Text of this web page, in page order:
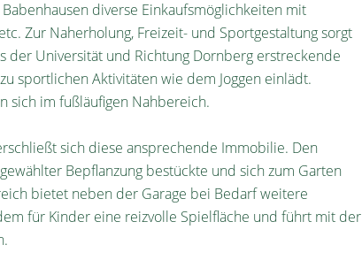
diverse Einkaufsmöglichkeiten mit
Zur Naherholung, Freizeit- und Sportgestaltung sorgt
der Universität und Richtung Dornberg erstreckende
sportlichen Aktivitäten wie dem Joggen einlädt.
sich im fußläufigen Nahbereich.
sich diese ansprechende Immobilie. Den
Bepflanzung bestückte und sich zum Garten
bietet neben der Garage bei Bedarf weitere
für Kinder eine reizvolle Spielfläche und führt mit der